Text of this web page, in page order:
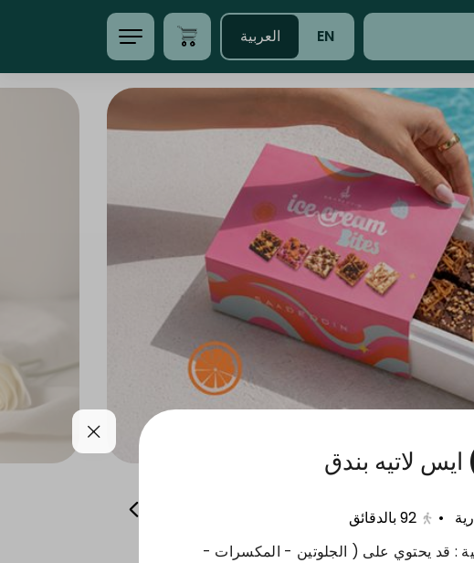
EN العربية
مفرزنات همسات من باريس منتجات الشتاء •
92 بالدقائق
: قد يحتوي على ( الجلوتين - المكسرات -